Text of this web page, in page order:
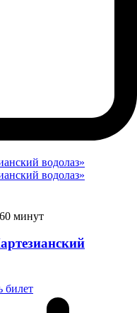
60 минут
билет